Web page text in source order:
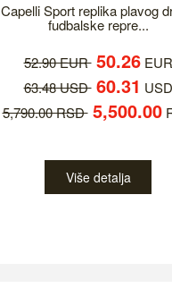
Capelli Sport replika plavog
fudbalske repre...
52.90 EUR 50.26EUR
63.48 USD 60.31 USD
5,790.00 RSD 5,500.00
Više detalja